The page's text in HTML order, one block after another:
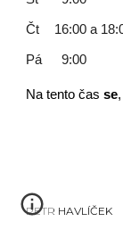
Čt 16:00 a
Pá 9:00
Na tento časse
PETR HAVLÍČEK